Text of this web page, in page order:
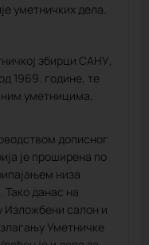
уметничких дела.
збирци САНУ,
1969. године, те
уметницима,
дописног
је проширена по
низа
данас на
Изложбени салон и
Уметничке